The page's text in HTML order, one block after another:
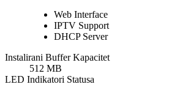
Web Interface
IPTV Support
DHCP Server
Instalirani Buffer Kapacitet
512 MB
LED Indikatori Statusa